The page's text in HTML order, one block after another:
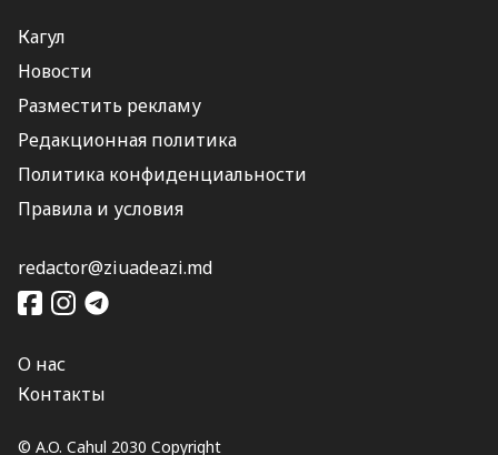
© A.O. Cahul 2030 Copyright
Кагул
Новости
Разместить рекламу
Редакционная политика
Политика конфиденциальности
Правила и условия
redactor@ziuadeazi.md
О нас
Контакты